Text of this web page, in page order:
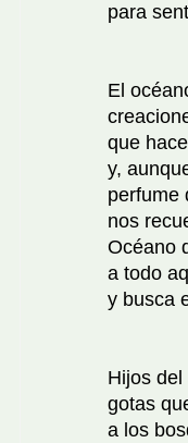
para sentir
El océano
creaciones
que hacen
y, aunque
perfume
nos
Océano del
a todo
y busca el
Hijos del
gotas que
a los